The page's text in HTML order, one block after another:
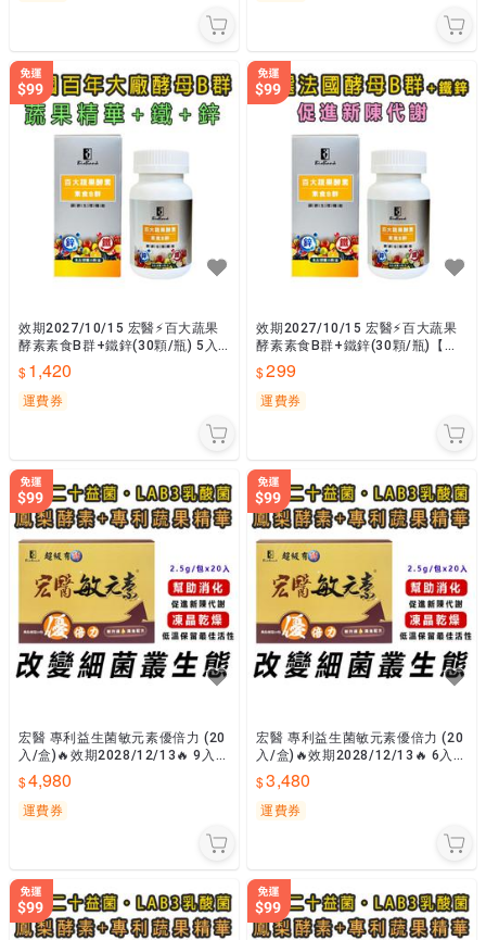
效期2027/10/15 宏醫⚡百大蔬果
酵素素食B群+鐵鋅(30顆/瓶) 5入
組【大金宏醫】原廠貨📣隨貨附發
票 1,420
運費券
效期2027/10/15 宏醫⚡百大蔬果
酵素素食B群+鐵鋅(30顆/瓶)【大
金宏醫】原廠貨📣隨貨附發票
299
運費券
宏醫 專利益生菌敏元素優倍力 (20
入/盒)🔥效期2028/12/13🔥 9入組
【大金宏醫】原廠貨📣隨貨附發票
4,980
運費券
宏醫 專利益生菌敏元素優倍力 (20
入/盒)🔥效期2028/12/13🔥 6入組
【大金宏醫】原廠貨📣隨貨附發票
3,480
運費券